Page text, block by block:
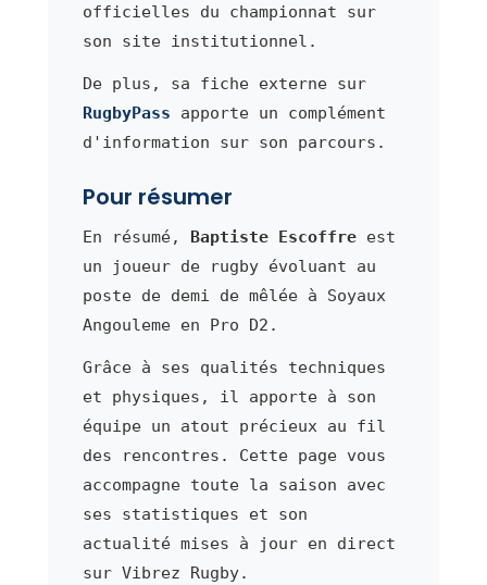
officielles du championnat sur
son site institutionnel.
De plus, sa fiche externe sur
RugbyPass apporte un complément
d'information sur son parcours.
Pour résumer
En résumé, Baptiste Escoffreest
un joueur de rugby évoluant au
poste de demi de mêlée à Soyaux
Angouleme en Pro D2.
Grâce à ses qualités techniques
et physiques, il apporte à son
équipe un atout précieux au fil
des rencontres. Cette page vous
accompagne toute la saison avec
ses statistiques et son
actualité mises à jour en direct
sur Vibrez Rugby.